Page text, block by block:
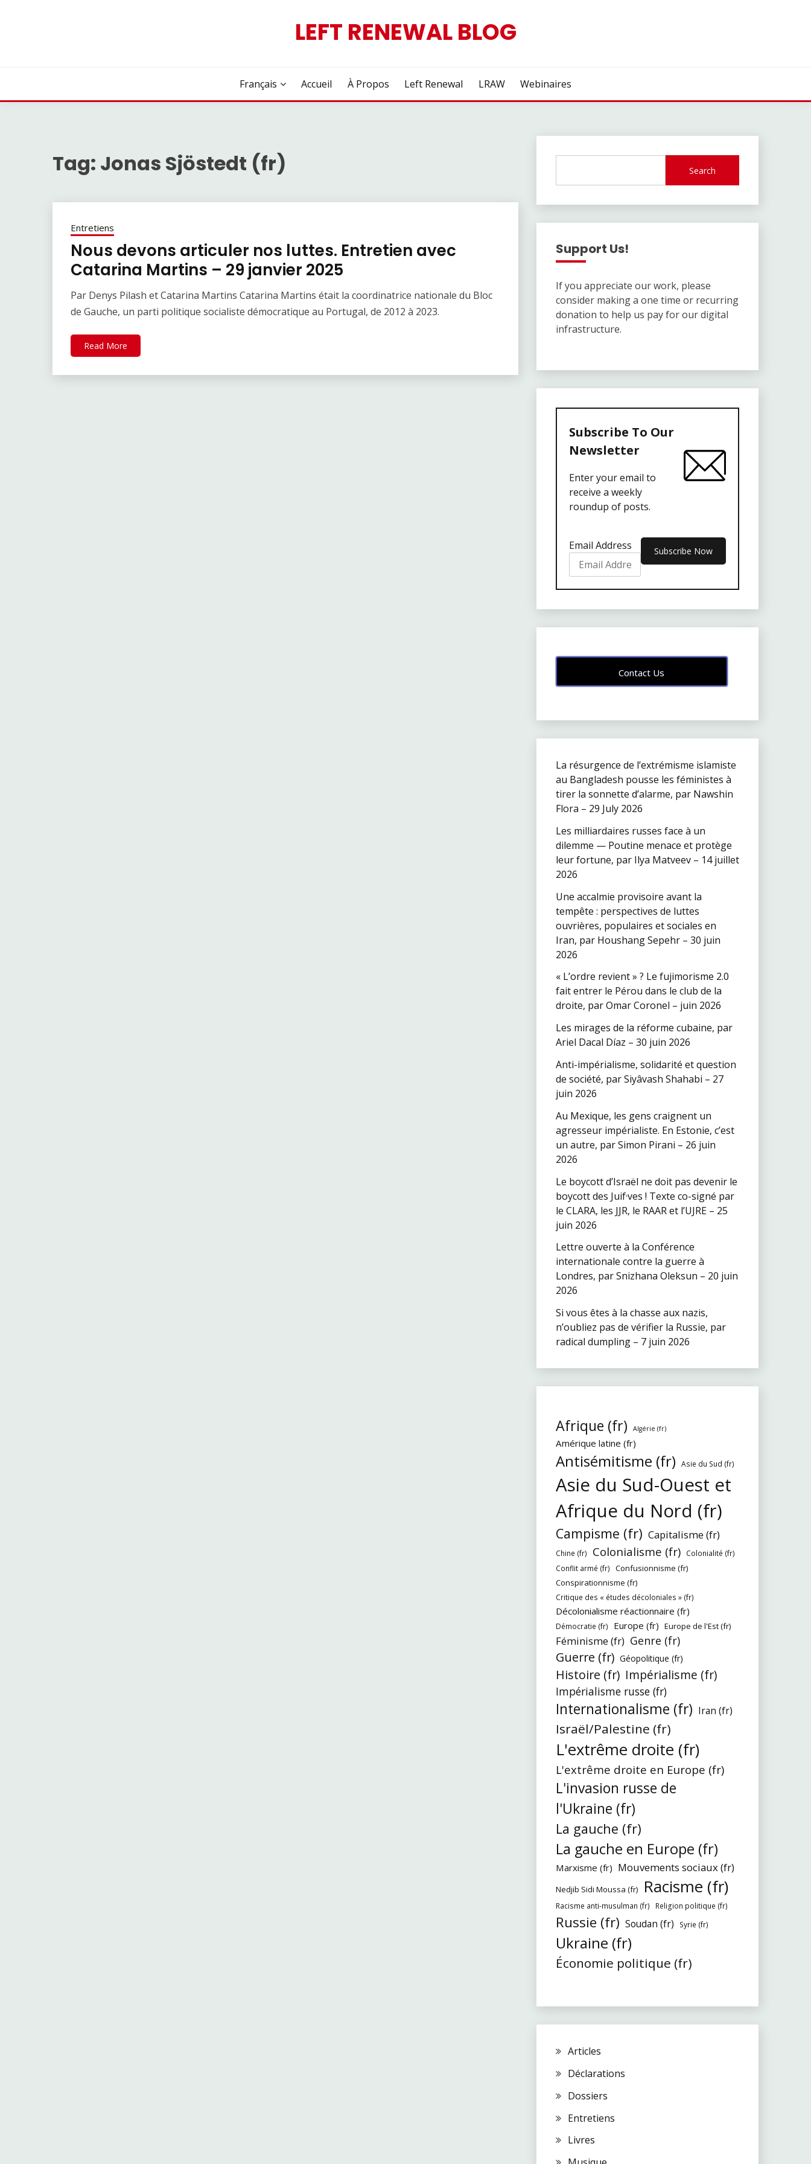
LEFT RENEWAL BLOG
Français Accueil À Propos Left Renewal LRAW Webinaires
Tag: Jonas Sjöstedt (fr)
Entretiens
Nous devons articuler nos luttes. Entretien avec
Catarina Martins – 29 janvier 2025
Par Denys Pilash et Catarina Martins Catarina Martins était la coordinatrice nationale du Bloc
de Gauche, un parti politique socialiste démocratique au Portugal, de 2012 à 2023.
Read More
Search
Support Us!
If you appreciate our work, please
consider making a one time or recurring
donation to help us pay for our digital
infrastructure.
Subscribe To Our
Newsletter
Enter your email to
receive a weekly
roundup of posts.
Email Address
Contact Us
La résurgence de l’extrémisme islamiste
au Bangladesh pousse les féministes à
tirer la sonnette d’alarme, par Nawshin
Flora – 29 July 2026
Les milliardaires russes face à un
dilemme — Poutine menace et protège
leur fortune, par Ilya Matveev – 14 juillet
2026
Une accalmie provisoire avant la
tempête : perspectives de luttes
ouvrières, populaires et sociales en
Iran, par Houshang Sepehr – 30 juin
2026
« L’ordre revient » ? Le fujimorisme 2.0
fait entrer le Pérou dans le club de la
droite, par Omar Coronel – juin 2026
Les mirages de la réforme cubaine, par
Ariel Dacal Díaz – 30 juin 2026
Anti-impérialisme, solidarité et question
de société, par Siyâvash Shahabi – 27
juin 2026
Au Mexique, les gens craignent un
agresseur impérialiste. En Estonie, c’est
un autre, par Simon Pirani – 26 juin
2026
Le boycott d’Israël ne doit pas devenir le
boycott des Juif·ves ! Texte co-signé par
le CLARA, les JJR, le RAAR et l’UJRE – 25
juin 2026
Lettre ouverte à la Conférence
internationale contre la guerre à
Londres, par Snizhana Oleksun – 20 juin
2026
Si vous êtes à la chasse aux nazis,
n’oubliez pas de vérifier la Russie, par
radical dumpling – 7 juin 2026
Afrique (fr) Algérie (fr)
Amérique latine (fr)
Antisémitisme (fr) Asie du Sud (fr)
Asie du Sud-Ouest et
Afrique du Nord (fr)
Campisme (fr) Capitalisme (fr)
Chine (fr) Colonialisme (fr)
Colonialité (fr)
Conflit armé (fr)
Confusionnisme (fr)
Conspirationnisme (fr)
Critique des « études décoloniales » (fr)
Décolonialisme réactionnaire (fr)
Démocratie (fr) Europe (fr) Europe de l'Est (fr)
Féminisme (fr) Genre (fr)
Guerre (fr) Géopolitique (fr)
Histoire (fr) Impérialisme (fr)
Impérialisme russe (fr)
Internationalisme (fr) Iran (fr)
Israël/Palestine (fr)
L'extrême droite (fr)
L'extrême droite en Europe (fr)
L'invasion russe de
l'Ukraine (fr)
La gauche (fr)
La gauche en Europe (fr)
Marxisme (fr) Mouvements sociaux (fr)
Nedjib Sidi Moussa (fr) Racisme (fr)
Racisme anti-musulman (fr) Religion politique (fr)
Russie (fr) Soudan (fr) Syrie (fr)
Ukraine (fr)
Économie politique (fr)
Articles
Déclarations
Dossiers
Entretiens
Livres